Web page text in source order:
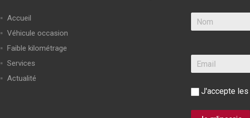
Accueil
Véhicule occasion
Faible kilométrage
Services
Actualité
J'accepte les